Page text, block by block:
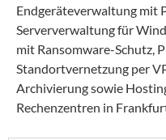
Endgeräteverwaltung mit
Serververwaltung für
mit Ransomware-Schutz,
Standortvernetzung per
Archivierung sowie
Rechenzentren in